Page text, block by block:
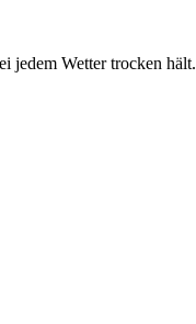
jedem Wetter trocken hält.